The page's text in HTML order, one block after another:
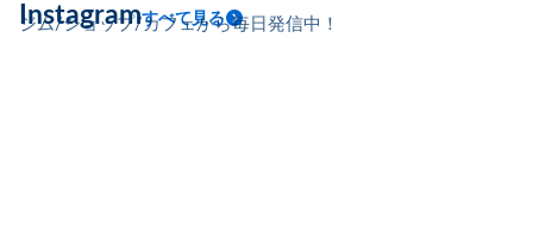
ジム/ショップ/カフェから毎日発信中！
Instagramすべて見る